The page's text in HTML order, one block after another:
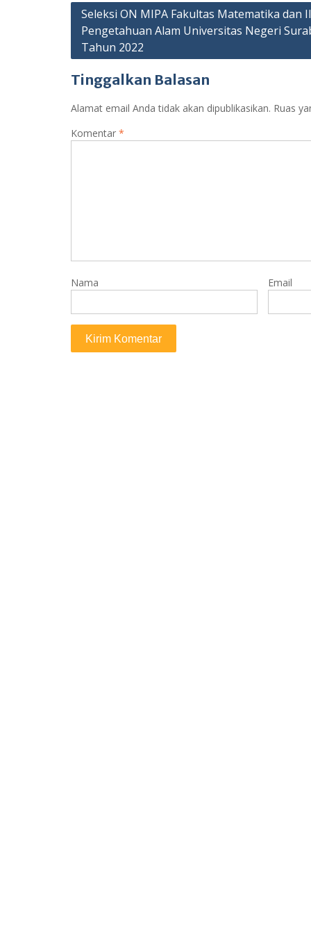
p
p
a
m
Navigasi
pos
Seleksi ON MIPA Fakultas Matematika dan
Pengetahuan Alam Universitas Negeri
Tahun 2022
Tinggalkan Balasan
Alamat email Anda tidak akan dipublikasikan. Ruas
Komentar *
Nama Email